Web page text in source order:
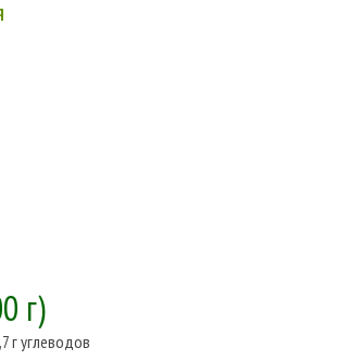
г)
г углеводов